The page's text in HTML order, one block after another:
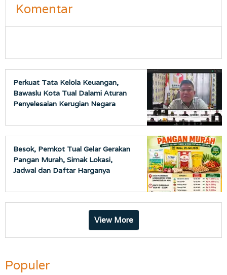
Komentar
Perkuat Tata Kelola Keuangan,
Bawaslu Kota Tual Dalami Aturan
Penyelesaian Kerugian Negara
Besok, Pemkot Tual Gelar Gerakan
Pangan Murah, Simak Lokasi,
Jadwal dan Daftar Harganya
View More
Populer